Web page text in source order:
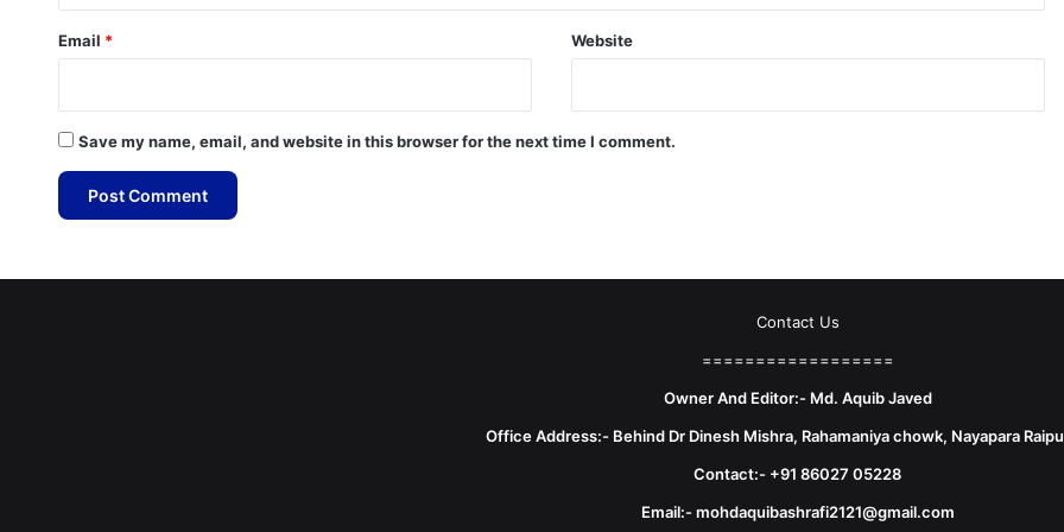
Email * Website
Save my name, email, and website in this browser for the next time I comment.
Contact Us
==================
Owner And Editor:- Md. Aquib Javed
Office Address:- Behind Dr Dinesh Mishra, Rahamaniya chowk, Nayapara
Contact:- +91 86027 05228
Email:- mohdaquibashrafi2121@gmail.com